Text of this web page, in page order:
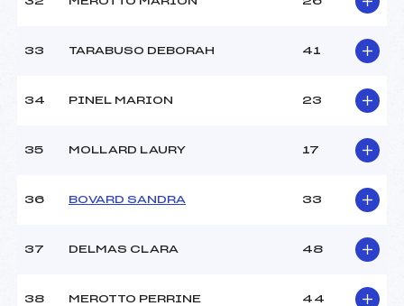
33 TARABUSO DEBORAH 41
34 PINEL MARION 23
35 MOLLARD LAURY 17
36 BOVARD SANDRA 33
37 DELMAS CLARA 48
38 MEROTTO PERRINE 44